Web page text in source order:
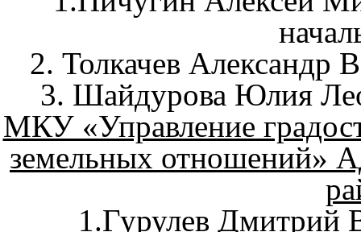
2. Толкачев Александр
3. Шайдурова Юлия
МКУ «Управление
земельных отношений»
1.Гурулев Дмитрий